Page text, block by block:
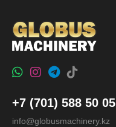
+7 (701) 588 50 05
info@globusmachinery.kz